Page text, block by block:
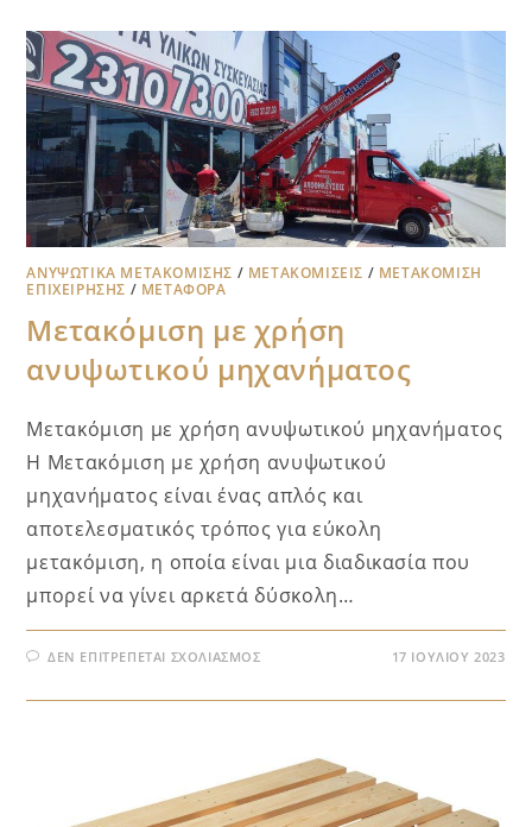
ΑΝΥΨΩΤΙΚΆ ΜΕΤΑΚΌΜΙΣΗΣ / ΜΕΤΑΚΟΜΊΣΕΙΣ / ΜΕΤΑΚΌΜΙΣΗ
ΕΠΙΧΕΊΡΗΣΗΣ / ΜΕΤΑΦΟΡΑ
Μετακόμιση με χρήση
ανυψωτικού μηχανήματος
Μετακόμιση με χρήση ανυψωτικού μηχανήματος
Η Μετακόμιση με χρήση ανυψωτικού
μηχανήματος είναι ένας απλός και
αποτελεσματικός τρόπος για εύκολη
μετακόμιση, η οποία είναι μια διαδικασία που
μπορεί να γίνει αρκετά δύσκολη…
ΔΕΝ ΕΠΙΤΡΈΠΕΤΑΙ ΣΧΟΛΙΑΣΜΌΣ 17 ΙΟΥΛΊΟΥ 2023